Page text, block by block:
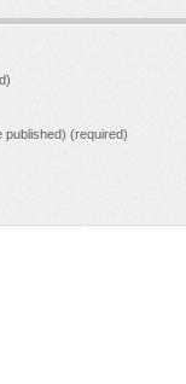
published) (required)